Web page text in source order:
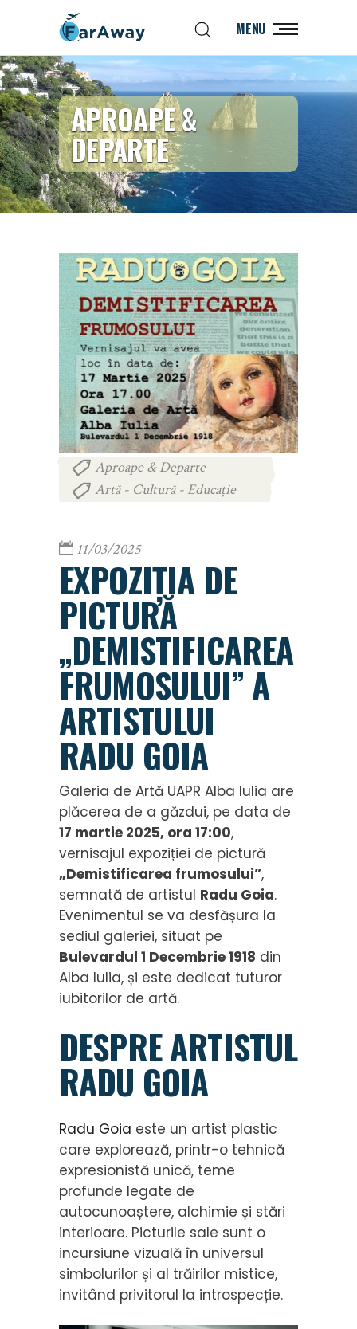
MENU
APROAPE &
DEPARTE
Aproape & Departe
Artă - Cultură - Educație
11/03/2025
EXPOZIȚIA DE
PICTURĂ
„DEMISTIFICAREA
FRUMOSULUI” A
ARTISTULUI
RADU GOIA
Galeria de Artă UAPR Alba Iulia are
plăcerea de a găzdui, pe data de
17 martie 2025, ora 17:00,
vernisajul expoziției de pictură
„Demistificarea frumosului”,
semnată de artistul Radu Goia.
Evenimentul se va desfășura la
sediul galeriei, situat pe
Bulevardul 1 Decembrie 1918 din
Alba Iulia, și este dedicat tuturor
iubitorilor de artă.
DESPRE ARTISTUL
RADU GOIA
Radu Goia este un artist plastic
care explorează, printr-o tehnică
expresionistă unică, teme
profunde legate de
autocunoaștere, alchimie și stări
interioare. Picturile sale sunt o
incursiune vizuală în universul
simbolurilor și al trăirilor mistice,
invitând privitorul la introspecție.